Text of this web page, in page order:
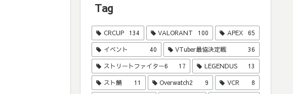
Tag
CRCUP 134 VALORANT 100 APEX 65
イベント 40 VTuber最協決定戦 36
ストリートファイター6 17 LEGENDUS 13
スト鯖 11 Overwatch2 9 VCR 8